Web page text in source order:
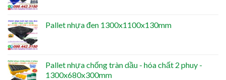
Pallet nhựa đen 1300x1100x130mm
Pallet nhựa chống tràn dầu - hóa chất 2 phuy -
1300x680x300mm